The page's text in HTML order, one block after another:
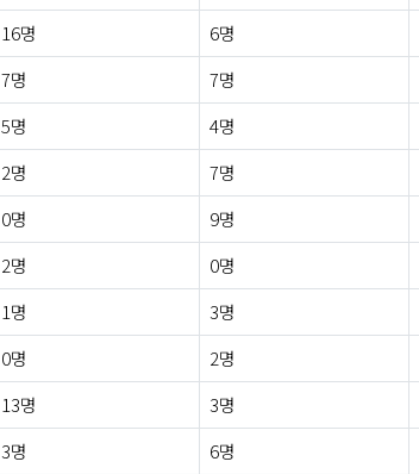
16명 6명
7명 7명
5명 4명
2명 7명
0명 9명
2명 0명
1명 3명
0명 2명
13명 3명
3명 6명